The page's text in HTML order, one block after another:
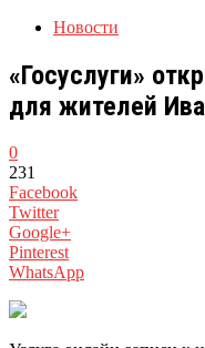
Новости
«Госуслуги»
для жителей
0
231
Facebook
Twitter
Google+
Pinterest
WhatsApp